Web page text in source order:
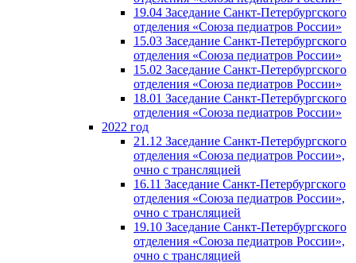
19.04 Заседание Санкт-Петербургского
отделения «Союза педиатров России»
15.03 Заседание Санкт-Петербургского
отделения «Союза педиатров России»
15.02 Заседание Санкт-Петербургского
отделения «Союза педиатров России»
18.01 Заседание Санкт-Петербургского
отделения «Союза педиатров России»
2022 год
21.12 Заседание Санкт-Петербургского
отделения «Союза педиатров России»,
очно с трансляцией
16.11 Заседание Санкт-Петербургского
отделения «Союза педиатров России»,
очно с трансляцией
19.10 Заседание Санкт-Петербургского
отделения «Союза педиатров России»,
очно с трансляцией